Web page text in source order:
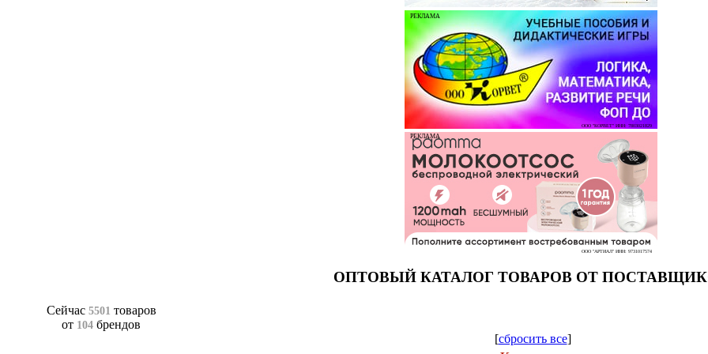
РЕКЛАМА
ООО "КОРВЕТ" ИНН: 7803021829
РЕКЛАМА
ООО "АРТИАЛ" ИНН: 9731017574
ОПТОВЫЙ КАТАЛОГ ТОВАРОВ ОТ
Сейчас 5501 товаров
от 104 брендов
[сбросить все]